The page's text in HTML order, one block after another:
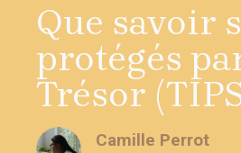
Que savoir
protégés
Trésor
Camille Perrot